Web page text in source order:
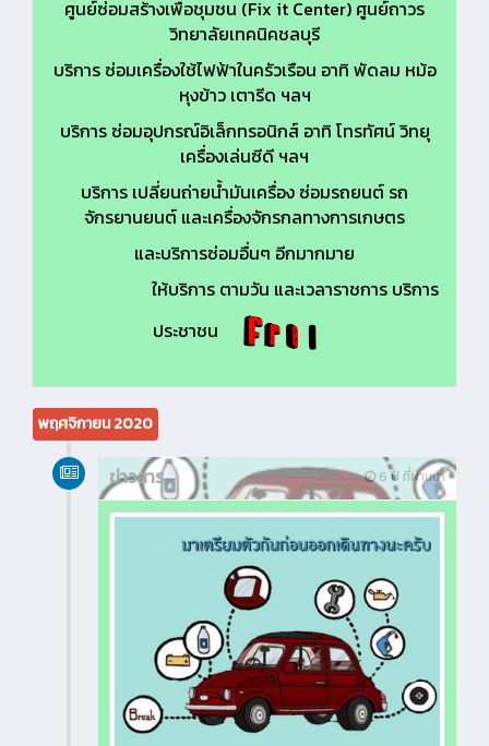
ศูนย์ซ่อมสร้างเพื่อชุมชน (Fix it Center) ศูนย์ถาวร
วิทยาลัยเทคนิคชลบุรี
บริการ ซ่อมเครื่องใช้ไฟฟ้าในครัวเรือน อาทิ พัดลม หม้อ
หุงข้าว เตารีด ฯลฯ
บริการ ซ่อมอุปกรณ์อิเล็กทรอนิกส์ อาทิ โทรทัศน์ วิทยุ
เครื่องเล่นซีดี ฯลฯ
บริการ เปลี่ยนถ่ายน้ำมันเครื่อง ซ่อมรถยนต์ รถ
จักรยานยนต์ และเครื่องจักรกลทางการเกษตร
และบริการซ่อมอื่นๆ อีกมากมาย
ให้บริการ ตามวัน และเวลาราชการ บริการ
ประชาชน
พฤศจิกายน 2020
6 ปี ที่ผ่านมา
ข่าวสาร